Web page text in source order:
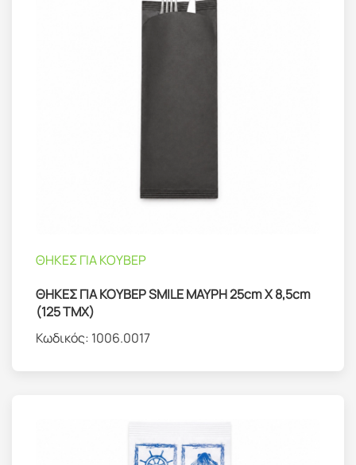
ΘΗΚΕΣ ΓΙΑ ΚΟΥΒΕΡ
ΘΗΚΕΣ ΓΙΑ ΚΟΥΒΕΡ SMILE ΜΑΥΡΗ 25cm X 8,5cm
(125 ΤΜΧ)
Κωδικός: 1006.0017